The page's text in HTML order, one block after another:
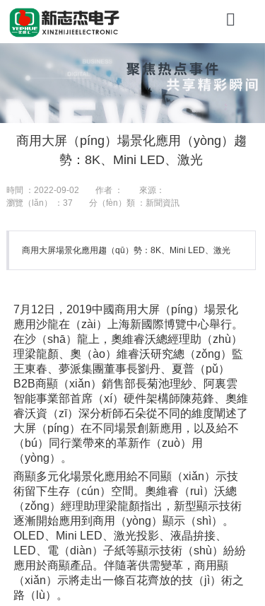
關於
產品
工程
商用大屏（píng）場景化應用（yòng）趨
勢：8K、Mini LED、激光
時間 ：2022-09-02 作者 ：
來源：
瀏覽（lǎn） ：37 分（fèn）類 ：新聞資訊
商用大屏場景化應用趨（qū）勢：8K、Mini LED、激光
7月12日，2019中國商用大屏（píng）場景化
應用沙龍在（zài）上海新國際博覽中心舉行。
在沙（shā）龍上，奧維睿沃總經理助（zhù）
理梁龍顏、奧（ào）維睿沃研究總（zǒng）監
王東春、夢派集團董事長劉丹、夏普（pǔ）
B2B商顯（xiǎn）銷售部長菊池理紗、阿裏雲
智能事業部首席（xí）硬件架構師陳苑鋒、奧維
睿沃資（zī）深分析師石朵從不同的維度闡述了
大屏（píng）在不同場景創新應用，以及給不
（bú）同行業帶來的革新作（zuò）用
（yòng）。
商顯多元化場景化應用給不同顯（xiǎn）示技
術留下生存（cún）空間。奧維睿（ruì）沃總
（zǒng）經理助理梁龍顏指出，新型顯示技術
逐漸開始應用到商用（yòng）顯示（shì）。
OLED、Mini LED、激光投影、液晶拚接、
LED、電（diàn）子紙等顯示技術（shù）紛紛
應用於商顯產品。伴隨著供需變革，商用顯
（xiǎn）示將走出一條百花齊放的技（jì）術之
路（lù）。